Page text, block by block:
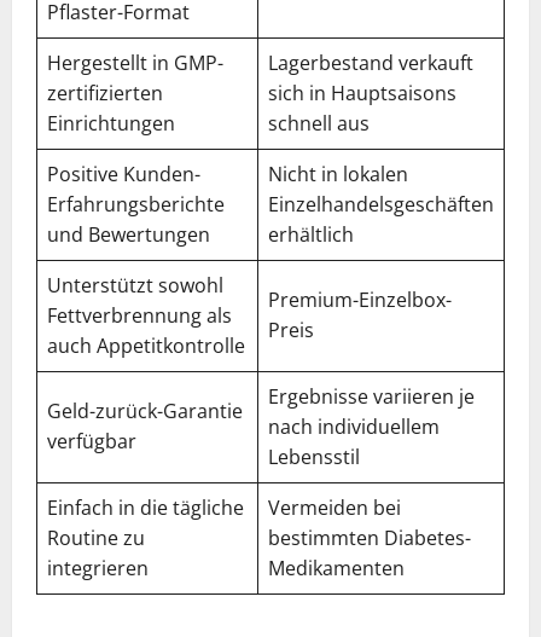
Pflaster-Format
Hergestellt in GMP-
zertifizierten
Einrichtungen
Lagerbestand verkauft
sich in Hauptsaisons
schnell aus
Positive Kunden-
Erfahrungsberichte
und Bewertungen
Nicht in lokalen
Einzelhandelsgeschäften
erhältlich
Unterstützt sowohl
Fettverbrennung als
auch Appetitkontrolle
Premium-Einzelbox-
Preis
Geld-zurück-Garantie
verfügbar
Ergebnisse variieren je
nach individuellem
Lebensstil
Einfach in die tägliche
Routine zu
integrieren
Vermeiden bei
bestimmten Diabetes-
Medikamenten